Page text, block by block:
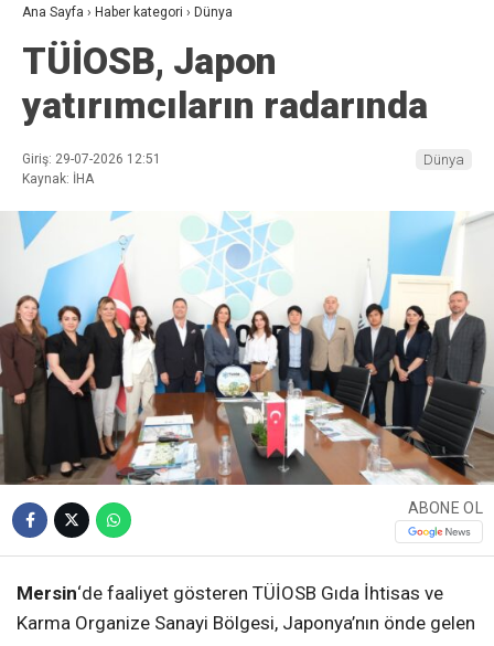
Ana Sayfa › Haber kategori › Dünya
TÜİOSB, Japon
yatırımcıların radarında
Giriş: 29-07-2026 12:51
Kaynak: İHA
Dünya
ABONE OL
Mersin‘de faaliyet gösteren TÜİOSB Gıda İhtisas ve
Karma Organize Sanayi Bölgesi, Japonya’nın önde gelen